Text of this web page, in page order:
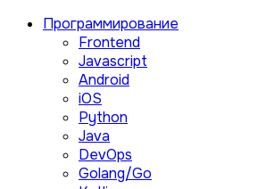
Программирование
Frontend
Javascript
Android
iOS
Python
Java
DevOps
Golang/Go